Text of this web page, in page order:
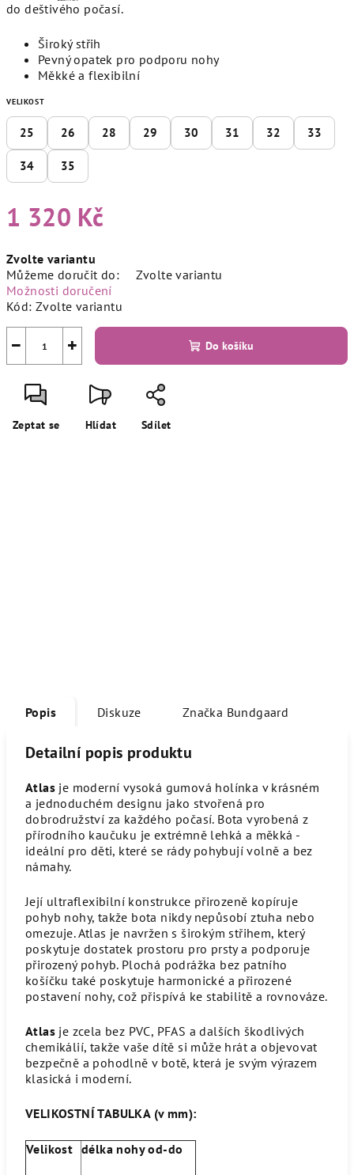
do deštivého počasí.
Široký střih
Pevný opatek pro podporu nohy
Měkké a flexibilní
VELIKOST
25 26 28 29 30 31 32 33
34 35
1 320 Kč
cena:
Zvolte variantu
Můžeme doručit do:
Zvolte variantu
Možnosti doručení
Kód: Zvolte variantu
+
− Do košíku
Zeptat se Hlídat Sdílet
Popis Diskuze Značka Bundgaard
Detailní popis produktu
Atlas je moderní vysoká gumová holínka v krásném
a jednoduchém designu jako stvořená pro
dobrodružství za každého počasí. Bota vyrobená z
přírodního kaučuku je extrémně lehká a měkká -
ideální pro děti, které se rády pohybují volně a bez
námahy.
Její ultraflexibilní konstrukce přirozeně kopíruje
pohyb nohy, takže bota nikdy nepůsobí ztuha nebo
omezuje. Atlas je navržen s širokým střihem, který
poskytuje dostatek prostoru pro prsty a podporuje
přirozený pohyb. Plochá podrážka bez patního
košíčku také poskytuje harmonické a přirozené
postavení nohy, což přispívá ke stabilitě a rovnováze.
Atlas je zcela bez PVC, PFAS a dalších škodlivých
chemikálií, takže vaše dítě si může hrát a objevovat
bezpečně a pohodlně v botě, která je svým výrazem
klasická i moderní.
VELIKOSTNÍ TABULKA (v mm):
Velikost délka nohy od-do